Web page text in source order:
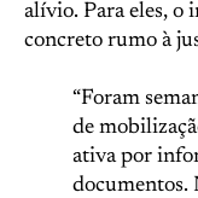
alívio. Para eles, o
concreto rumo à
“Foram
de
ativa por
documentos.